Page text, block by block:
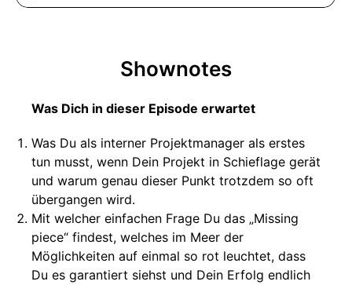
Shownotes
Was Dich in dieser Episode erwartet
Was Du als interner Projektmanager als erstes
tun musst, wenn Dein Projekt in Schieflage gerät
und warum genau dieser Punkt trotzdem so oft
übergangen wird.
Mit welcher einfachen Frage Du das „Missing
piece“ findest, welches im Meer der
Möglichkeiten auf einmal so rot leuchtet, dass
Du es garantiert siehst und Dein Erfolg endlich